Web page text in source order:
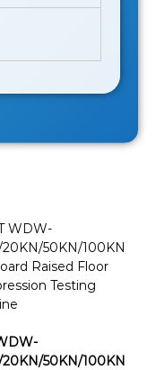
50KN/100KN